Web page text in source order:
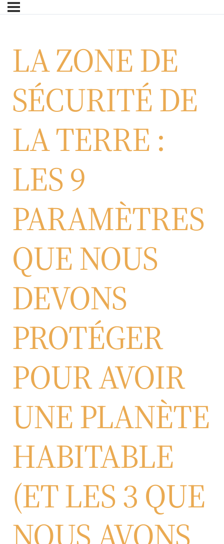
Skip
contentLA ZONE DE
SÉCURITÉ DE
LA TERRE :
LES 9
PARAMÈTRES
QUE NOUS
DEVONS
PROTÉGER
POUR AVOIR
UNE PLANÈTE
HABITABLE
(ET LES 3 QUE